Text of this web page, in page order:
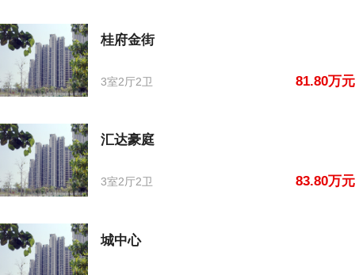
桂府金街
3室2厅2卫 81.80万元
汇达豪庭
3室2厅2卫 83.80万元
城中心